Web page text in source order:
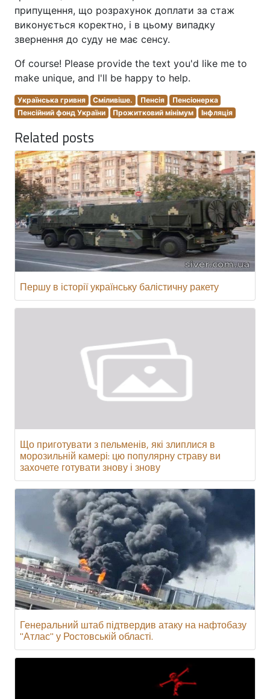
припущення, що розрахунок доплати за стаж
виконується коректно, і в цьому випадку
звернення до суду не має сенсу.
Of course! Please provide the text you'd like me to
make unique, and I'll be happy to help.
Українська гривня Сміливіше. Пенсія
Пенсіонерка
Пенсійний фонд України
Прожитковий мінімум Інфляція
Related posts
Першу в історії українську балістичну ракету
Що приготувати з пельменів, які злиплися в
морозильній камері: цю популярну страву ви
захочете готувати знову і знову
Генеральний штаб підтвердив атаку на нафтобазу
"Атлас" у Ростовській області.